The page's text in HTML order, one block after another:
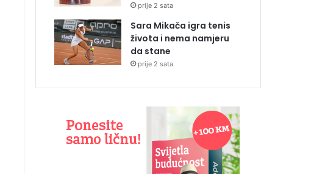
prije 2 sata
Sara Mikača igra tenis
života i nema namjeru
da stane
prije 2 sata